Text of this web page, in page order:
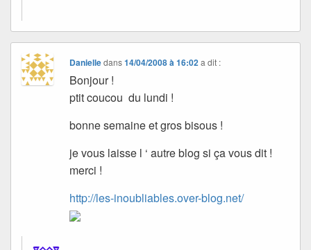
Danielledans14/04/2008 à 16:02 a dit :
Bonjour !
ptit coucou du lundi !
bonne semaine et gros bisous !
je vous laisse l ‘ autre blog si ça vous dit !
merci !
http://les-inoubliables.over-blog.net/